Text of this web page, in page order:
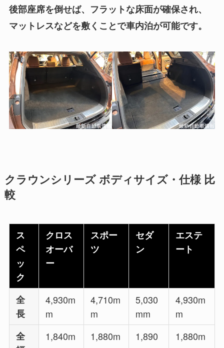
後部座席を倒せば、フラットな床面が確保され、
マットレスなどを敷くことで車内泊が可能です。
クラウンシリーズ ボディサイズ・仕様 比
較
ス
ペ
ッ
ク
クロス
オーバ
ー
スポー
ツ
セダ
ン
エステ
ート
全
長
4,930m
m
4,710m
m
5,030
mm
4,930m
m
全
1,840m
1,880m
1,890
1,880m